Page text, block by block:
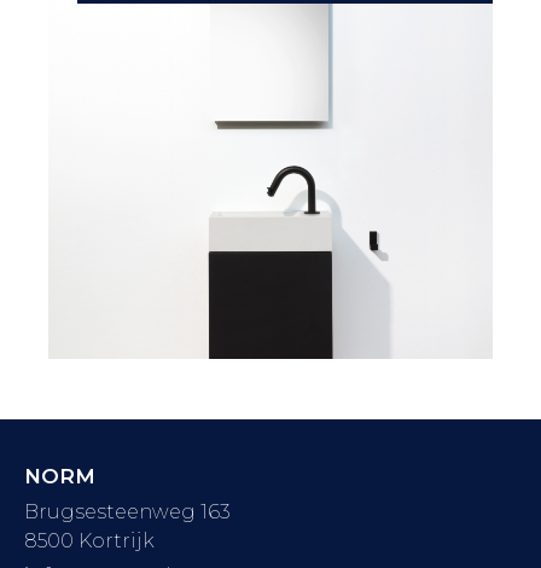
NORM
Brugsesteenweg 163
8500 Kortrijk